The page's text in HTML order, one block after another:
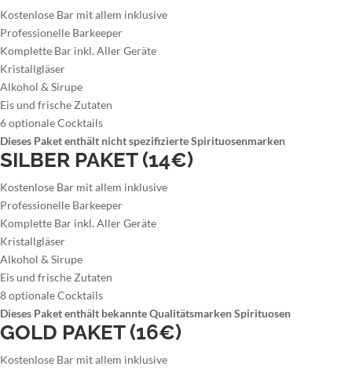
Kostenlose Bar mit allem inklusive
Professionelle Barkeeper
Komplette Bar inkl. Aller Geräte
Kristallgläser
Alkohol & Sirupe
Eis und frische Zutaten
6 optionale Cocktails
Dieses Paket enthält nicht spezifizierte Spirituosenmarken
SILBER PAKET (14€)
Kostenlose Bar mit allem inklusive
Professionelle Barkeeper
Komplette Bar inkl. Aller Geräte
Kristallgläser
Alkohol & Sirupe
Eis und frische Zutaten
8 optionale Cocktails
Dieses Paket enthält bekannte Qualitätsmarken Spirituosen
GOLD PAKET (16€)
Kostenlose Bar mit allem inklusive